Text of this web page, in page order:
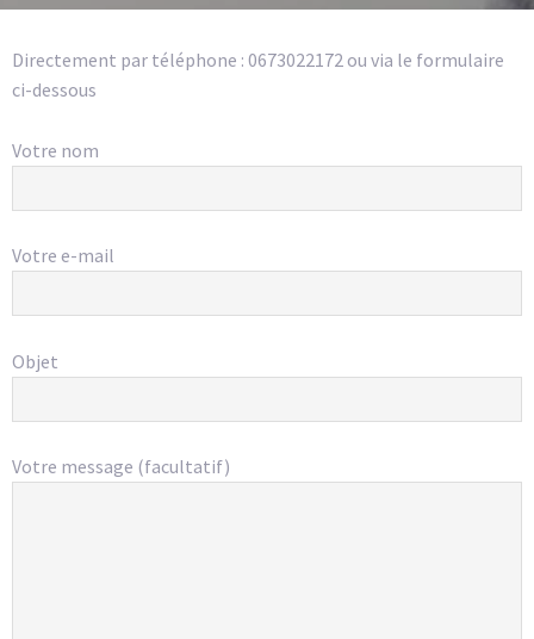
Directement par téléphone
ou via le formulaire
ci-dessous
Votre nom
Votre e-mail
Objet
Votre message (facultatif)